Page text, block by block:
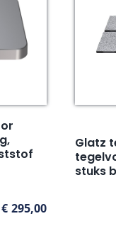
€ 295,00
Glatz
stuks